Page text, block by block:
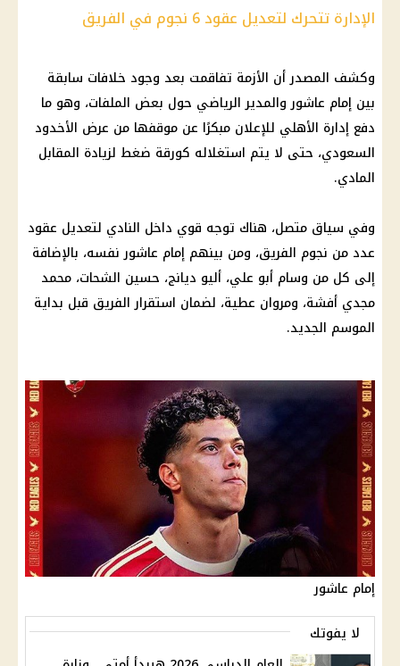
الإدارة تتحرك لتعديل عقود 6 نجوم في الفريق
وكشف المصدر أن الأزمة تفاقمت بعد وجود خلافات سابقة
بين إمام عاشور والمدير الرياضي حول بعض الملفات، وهو ما
دفع إدارة الأهلي للإعلان مبكرًا عن موقفها من عرض الأخدود
السعودي، حتى لا يتم استغلاله كورقة ضغط لزيادة المقابل
المادي.
وفي سياق متصل، هناك توجه قوي داخل النادي لتعديل عقود
عدد من نجوم الفريق، ومن بينهم إمام عاشور نفسه، بالإضافة
إلى كل من وسام أبو علي، أليو ديانج، حسين الشحات، محمد
مجدي أفشة، ومروان عطية، لضمان استقرار الفريق قبل بداية
الموسم الجديد.
إمام عاشور
لا يفوتك